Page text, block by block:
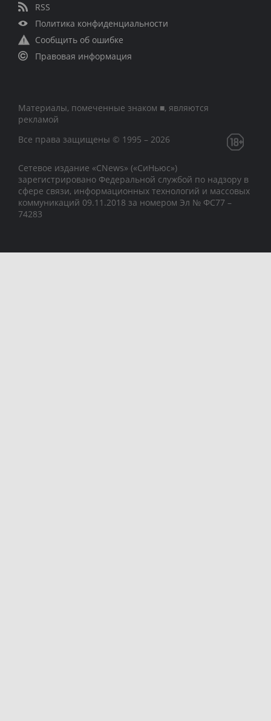
RSS
Политика конфиденциальности
Сообщить об ошибке
Правовая информация
Материалы, помеченные знаком ■, являются
рекламой
Все права защищены © 1995 – 2026
Сетевое издание «CNews» («СиНьюс»)
зарегистрировано Федеральной службой по надзору в
сфере связи, информационных технологий и массовых
коммуникаций 09.11.2018 за номером Эл № ФС77 –
74283